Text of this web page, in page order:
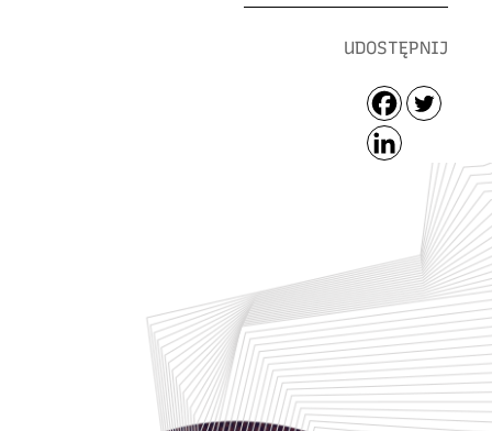
UDOSTĘPNIJ